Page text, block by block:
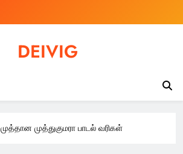
DEIVIG
முத்தான முத்துகுமரா பாடல் வரிகள்